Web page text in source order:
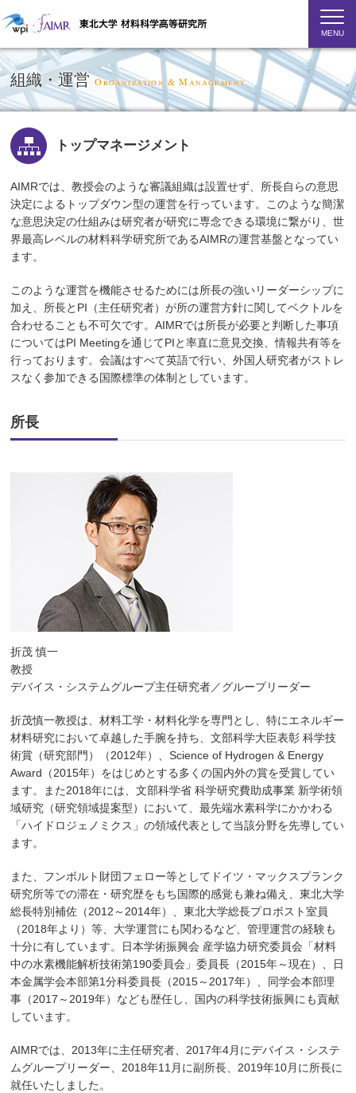
MENU
組織・運営Organization & Management
トップマネージメント
AIMRでは、教授会のような審議組織は設置せず、所長自らの意思
決定によるトップダウン型の運営を行っています。このような簡潔
な意思決定の仕組みは研究者が研究に専念できる環境に繋がり、世
界最高レベルの材料科学研究所であるAIMRの運営基盤となってい
ます。
このような運営を機能させるためには所長の強いリーダーシップに
加え、所長とPI（主任研究者）が所の運営方針に関してベクトルを
合わせることも不可欠です。AIMRでは所長が必要と判断した事項
についてはPI Meetingを通じてPIと率直に意見交換、情報共有等を
行っております。会議はすべて英語で行い、外国人研究者がストレ
スなく参加できる国際標準の体制としています。
所長
折茂 慎一
教授
デバイス・システムグループ主任研究者／グループリーダー
折茂慎一教授は、材料工学・材料化学を専門とし、特にエネルギー
材料研究において卓越した手腕を持ち、文部科学大臣表彰 科学技
術賞（研究部門）（2012年）、Science of Hydrogen & Energy
Award（2015年）をはじめとする多くの国内外の賞を受賞してい
ます。また2018年には、文部科学省 科学研究費助成事業 新学術領
域研究（研究領域提案型）において、最先端水素科学にかかわる
「ハイドロジェノミクス」の領域代表として当該分野を先導してい
ます。
また、フンボルト財団フェロー等としてドイツ・マックスプランク
研究所等での滞在・研究歴をもち国際的感覚も兼ね備え、東北大学
総長特別補佐（2012～2014年）、東北大学総長プロボスト室員
（2018年より）等、大学運営にも関わるなど、管理運営の経験も
十分に有しています。日本学術振興会 産学協力研究委員会「材料
中の水素機能解析技術第190委員会」委員長（2015年～現在）、日
本金属学会本部第1分科委員長（2015～2017年）、同学会本部理
事（2017～2019年）なども歴任し、国内の科学技術振興にも貢献
しています。
AIMRでは、2013年に主任研究者、2017年4月にデバイス・システ
ムグループリーダー、2018年11月に副所長、2019年10月に所長に
就任いたしました。